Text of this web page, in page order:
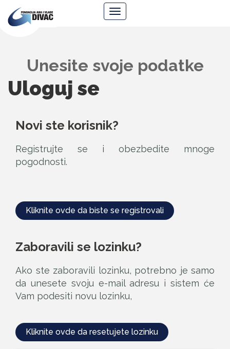
Ana
Navigacija
Unesite svoje podatke
Uloguj se
Novi ste korisnik?
Registrujte se i obezbedite mnoge
pogodnosti.
Kliknite ovde da biste se registrovali
Zaboravili se lozinku?
Ako ste zaboravili lozinku, potrebno je samo
da unesete svoju e-mail adresu i sistem će
Vam podesiti novu lozinku,
Kliknite ovde da resetujete lozinku